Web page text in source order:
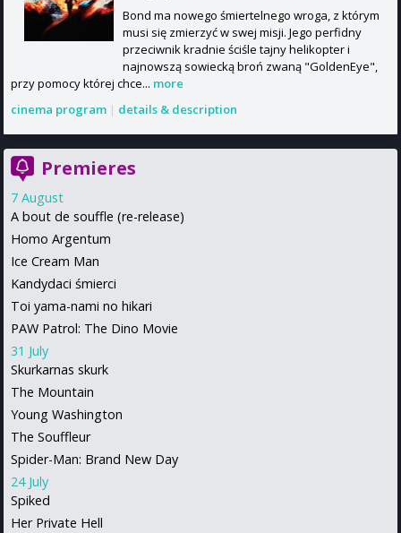
Bond ma nowego śmiertelnego wroga, z którym
musi się zmierzyć w swej misji. Jego perfidny
przeciwnik kradnie ściśle tajny helikopter i
najnowszą sowiecką broń zwaną "GoldenEye",
przy pomocy której chce... more
cinema program | details & description
Premieres
7 August
A bout de souffle (re-release)
Homo Argentum
Ice Cream Man
Kandydaci śmierci
Toi yama-nami no hikari
PAW Patrol: The Dino Movie
31 July
Skurkarnas skurk
The Mountain
Young Washington
The Souffleur
Spider-Man: Brand New Day
24 July
Spiked
Her Private Hell